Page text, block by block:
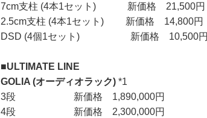
7cm支柱 (4本1セット) 新価格 21,500円
2.5cm支柱 (4本1セット) 新価格 14,800円
DSD (4個1セット) 新価格 10,500円
■ULTIMATE LINE
GOLIA (オーディオラック) *1
3段 新価格 1,890,000円
4段 新価格 2,300,000円